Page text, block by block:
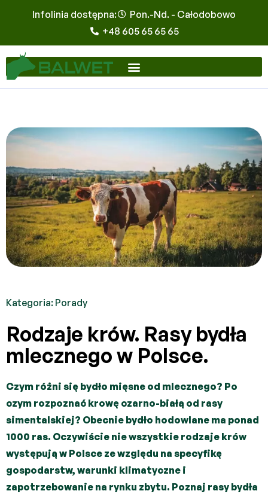
Infolinia dostępna:
Pon.-Nd. - Całodobowo
+48 605 65 65 65
Kategoria: Porady
Rodzaje krów. Rasy bydła
mlecznego w Polsce.
Czym różni się bydło mięsne od mlecznego? Po
czym rozpoznać krowę czarno-białą od rasy
simentalskiej? Obecnie bydło hodowlane ma ponad
1000 ras. Oczywiście nie wszystkie rodzaje krów
występują w Polsce ze względu na specyfikę
gospodarstw, warunki klimatyczne i
zapotrzebowanie na rynku zbytu. Poznaj rasy bydła